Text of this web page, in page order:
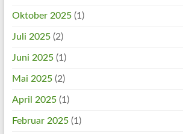
Oktober 2025(1)
Juli 2025(2)
Juni 2025(1)
Mai 2025(2)
April 2025(1)
Februar 2025(1)